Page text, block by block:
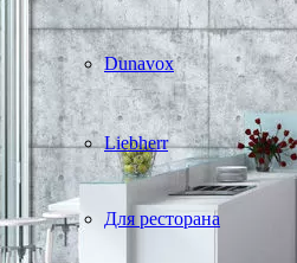
Dunavox
Liebherr
Для ресторана